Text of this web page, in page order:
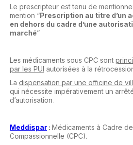
Le prescripteur est tenu de
mention “Prescription au titre d’un
en dehors du cadre d’une
marché”
Les médicaments sous CPC sont
par les PUI autorisées à la
La dispensation par une officine de
qui nécessite impérativement un
d’autorisation.
Meddispar : Médicaments à Cadre
Compassionnelle (CPC).